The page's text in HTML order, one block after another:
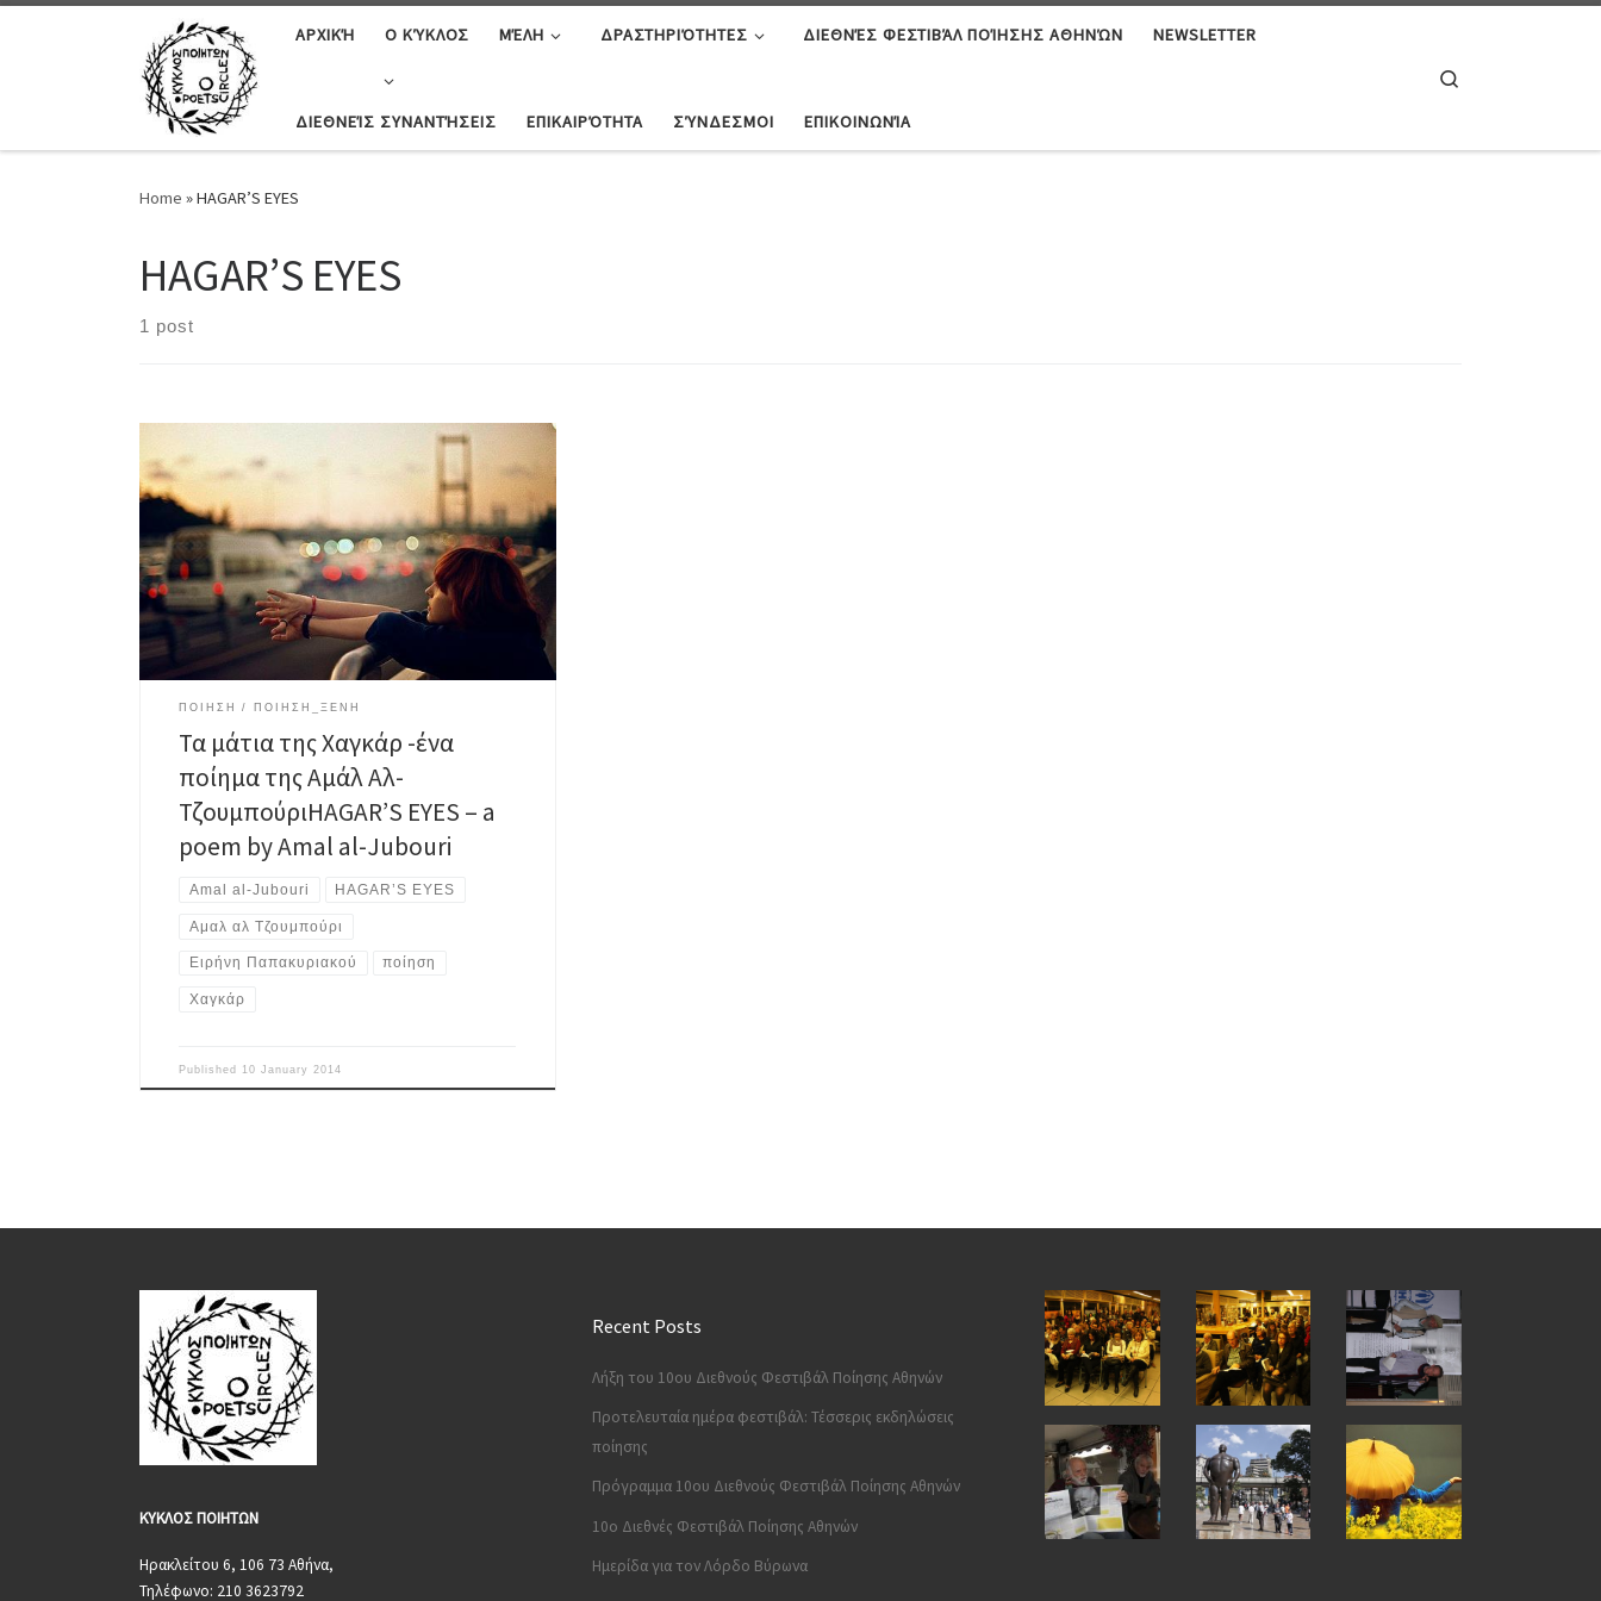
ΑΡΧΙΚΉ Ο ΚΎΚΛΟΣ ΜΈΛΗ ΔΡΑΣΤΗΡΙΌΤΗΤΕΣ ΔΙΕΘΝΈΣ ΦΕΣΤΙΒΆΛ ΠΟΊΗΣΗΣ ΑΘΗΝΏΝ NEWSLETTER
ΔΙΕΘΝΕΊΣ ΣΥΝΑΝΤΉΣΕΙΣ ΕΠΙΚΑΙΡΌΤΗΤΑ ΣΎΝΔΕΣΜΟΙ ΕΠΙΚΟΙΝΩΝΊΑ
Home »HAGAR’S EYES
HAGAR’S EYES
1 post
Τα μάτια της Χαγκάρ [Απόσπασμα] Ανοίγει τα μάτια της
Χαγκάρ και κρύβει μέσα τα φιλιά του αυτή τα
ξανακλείνει σφιχτά και πετάει μαζί του στην καρδιά
της είναι φοβισμένος κι Ανήξερος ότι αυτή έδωσε το
δικαίωμα στα όνειρά της να έρθουν κοιμηθείτε, ω
φιλιά, κοιμηθείτε εν ειρήνη γυρνώντας στα χείλη σας
[…]
ΠΟΙΗΣΗ ΠΟΙΗΣΗ_ΞΕΝΗ
Τα μάτια της Χαγκάρ -ένα
ποίημα της Αμάλ Αλ-
ΤζουμπούριHAGAR’S EYES – a
poem by Amal al-Jubouri
Amal al-Jubouri HAGAR’S EYES
Αμαλ αλ Τζουμπούρι
Ειρήνη Παπακυριακού ποίηση
Χαγκάρ
Published 10 January 2014
ΚΥΚΛΟΣΠΟΙΗΤΩΝ
Ηρακλείτου 6, 106 73 Αθήνα,
Τηλέφωνο: 210 3623792
Recent Posts
Λήξη του 10ου Διεθνούς Φεστιβάλ Ποίησης Αθηνών
Προτελευταία ημέρα φεστιβάλ: Τέσσερις εκδηλώσεις
ποίησης
Πρόγραμμα 10ου Διεθνούς Φεστιβάλ Ποίησης Αθηνών
10o Διεθνές Φεστιβάλ Ποίησης Αθηνών
Ημερίδα για τον Λόρδο Βύρωνα